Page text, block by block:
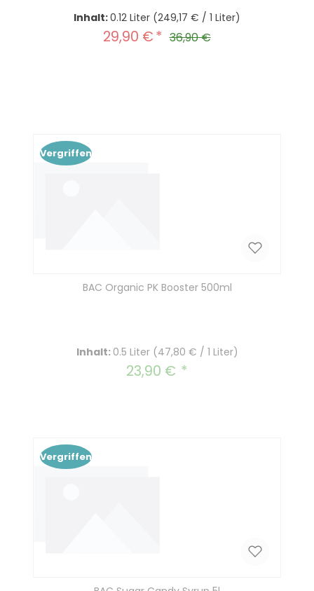
Inhalt:0.12 Liter (249,17 € / 1 Liter)
Verkaufspreis:
29,90 € Regulärer Preis:
36,90 €
Vergriffen
BAC Organic PK Booster 500ml
Inhalt: 0.5 Liter (47,80 € / 1 Liter)
Regulärer Preis:
23,90 €
Vergriffen